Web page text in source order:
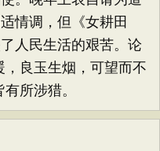
情调，但《女耕田
人民生活的艰苦。论
，良玉生烟，可望而不
所涉猎。